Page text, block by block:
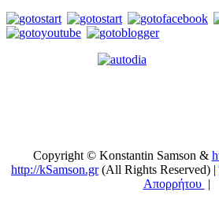
Copyright © Konstantin Samson &
http://kSamson.gr(All Rights Reserved) |
Απορρήτου |